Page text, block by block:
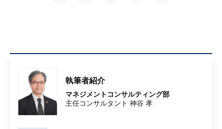
執筆者紹介
マネジメントコンサルティング部
主任コンサルタント 神谷 孝